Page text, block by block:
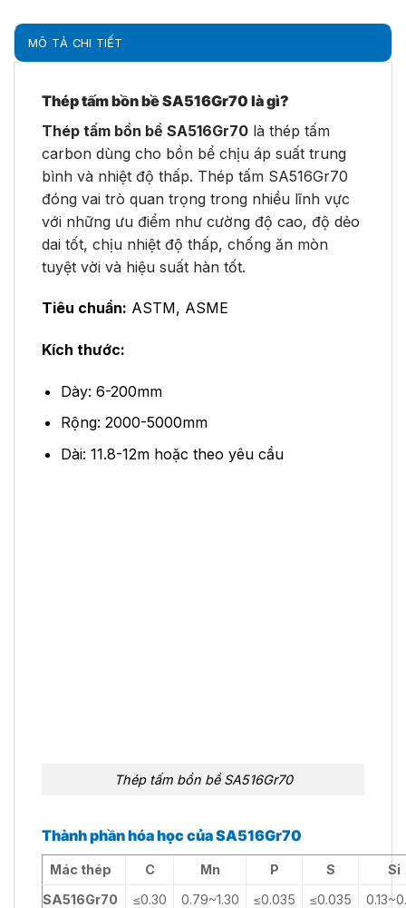
MÔ TẢ CHI TIẾT
Thép tấm bồn bề SA516Gr70 là gì?
Thép tấm bồn bề SA516Gr70 là thép tấm
carbon dùng cho bồn bể chịu áp suất trung
bình và nhiệt độ thấp. Thép tấm SA516Gr70
đóng vai trò quan trọng trong nhiều lĩnh vực
với những ưu điểm như cường độ cao, độ dẻo
dai tốt, chịu nhiệt độ thấp, chống ăn mòn
tuyệt vời và hiệu suất hàn tốt.
Tiêu chuẩn: ASTM, ASME
Kích thước:
Dày: 6-200mm
Rộng: 2000-5000mm
Dài: 11.8-12m hoặc theo yêu cầu
Thép tấm bồn bề SA516Gr70
Thành phần hóa học của SA516Gr70
Mác thép C Mn P S
Si
SA516Gr70
≤0.30 0.79~1.30 ≤0.035 ≤0.035